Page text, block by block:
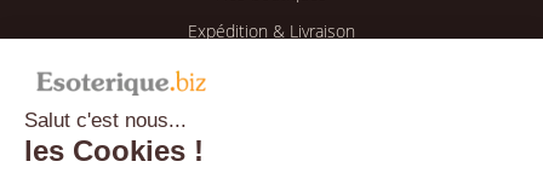
Salut c'est nous...
les Cookies !
Expédition & Livraison
Retour & Remboursement